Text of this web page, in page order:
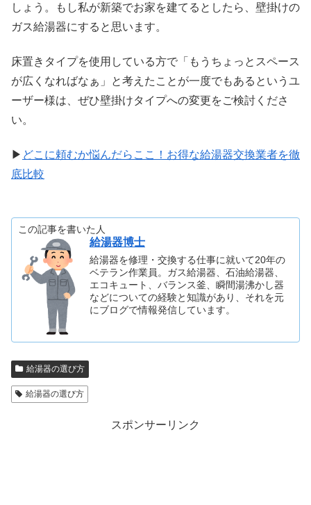
しょう。もし私が新築でお家を建てるとしたら、壁掛けの
ガス給湯器にすると思います。
床置きタイプを使用している方で「もうちょっとスペース
が広くなればなぁ」と考えたことが一度でもあるというユ
ーザー様は、ぜひ壁掛けタイプへの変更をご検討くださ
い。
▶ どこに頼むか悩んだらここ！お得な給湯器交換業者を徹
底比較
この記事を書いた人
給湯器博士
給湯器を修理・交換する仕事に就いて20年の
ベテラン作業員。ガス給湯器、石油給湯器、
エコキュート、バランス釜、瞬間湯沸かし器
などについての経験と知識があり、それを元
にブログで情報発信しています。
給湯器の選び方
給湯器の選び方
スポンサーリンク